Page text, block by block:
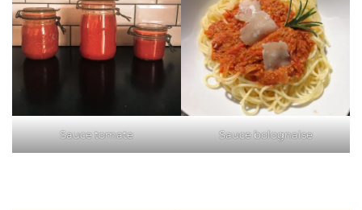
Sauce tomate Sauce bolognaise